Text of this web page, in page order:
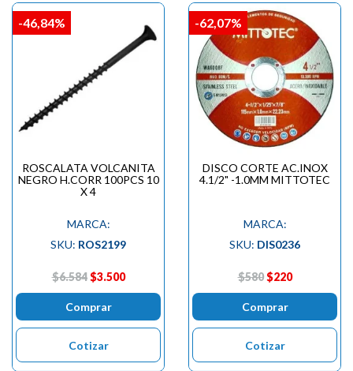
ROSCALATA VOLCANITA
NEGRO H.CORR 100PCS 10
X 4
MARCA:
SKU: ROS2199
$6.584 $3.500
Comprar
Cotizar
-46,84%
DISCO CORTE AC.INOX
4.1/2" -1.0MM MITTOTEC
MARCA:
SKU: DIS0236
$580 $220
Comprar
Cotizar
-62,07%